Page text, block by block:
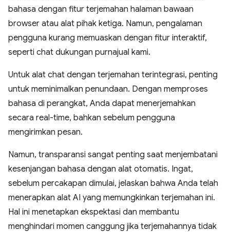
bahasa dengan fitur terjemahan halaman bawaan
browser atau alat pihak ketiga. Namun, pengalaman
pengguna kurang memuaskan dengan fitur interaktif,
seperti chat dukungan purnajual kami.
Untuk alat chat dengan terjemahan terintegrasi, penting
untuk meminimalkan penundaan. Dengan memproses
bahasa di perangkat, Anda dapat menerjemahkan
secara real-time, bahkan sebelum pengguna
mengirimkan pesan.
Namun, transparansi sangat penting saat menjembatani
kesenjangan bahasa dengan alat otomatis. Ingat,
sebelum percakapan dimulai, jelaskan bahwa Anda telah
menerapkan alat AI yang memungkinkan terjemahan ini.
Hal ini menetapkan ekspektasi dan membantu
menghindari momen canggung jika terjemahannya tidak